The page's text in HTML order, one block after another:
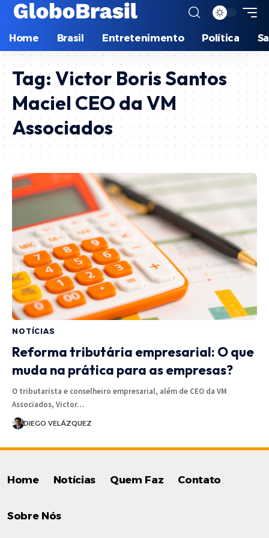
Home Brasil Entretenimento Política
Tag: Victor Boris Santos
Maciel CEO da VM
Associados
NOTÍCIAS
Reforma tributária empresarial: O que
muda na prática para as empresas?
O tributarista e conselheiro empresarial, além de CEO da VM
Associados, Victor…
DIEGO VELÁZQUEZ
Home Notícias Quem Faz Contato
Sobre Nós